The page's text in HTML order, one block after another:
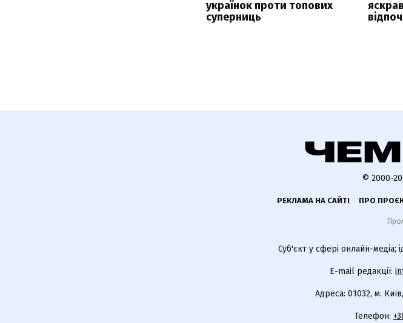
українок проти топових
суперниць
© 2000-
РЕКЛАМА НА САЙТІ ПРО
Суб'єкт у сфері онлайн-медіа;
E-mail редакції:
Адреса: 01032, м.
Телефон: